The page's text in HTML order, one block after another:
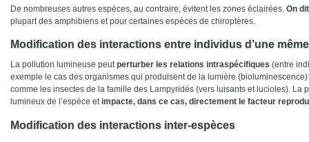
De nombreuses autres espèces, au contraire, évitent les zones éclairées. On
plupart des amphibiens et pour certaines espèces de chiroptères.
Modification des interactions entre individus d’une
La pollution lumineuse peutperturber les relations intraspécifiques (entre
exemple le cas des organismes qui produisent de la lumière
comme les insectes de la famille des Lampyridés (vers luisants et lucioles). La
lumineux de l’espèce etimpacte, dans ce cas, directement le facteur
Modification des interactions inter-espèces